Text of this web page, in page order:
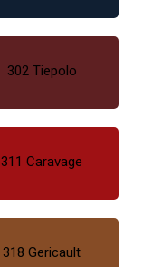
302 Tiepolo
311 Caravage
318 Gericault